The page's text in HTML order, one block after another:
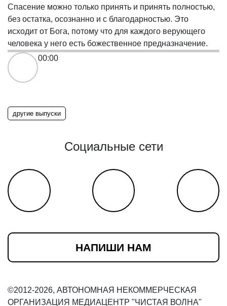
Спасение можно только принять и принять полностью,
без остатка, осознанно и с благодарностью. Это
исходит от Бога, потому что для каждого верующего
человека у него есть божественное предназначение.
00:00
другие выпуски
Социальные сети
НАПИШИ НАМ
©2012-2026, АВТОНОМНАЯ НЕКОММЕРЧЕСКАЯ
ОРГАНИЗАЦИЯ МЕДИАЦЕНТР "ЧИСТАЯ ВОЛНА"